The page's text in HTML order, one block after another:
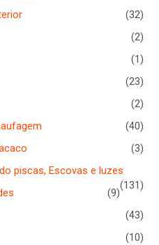
(32)
(2)
(1)
(23)
(2)
(40)
(3)
piscas, Escovas e luzes
(131)
(9)
(43)
(10)